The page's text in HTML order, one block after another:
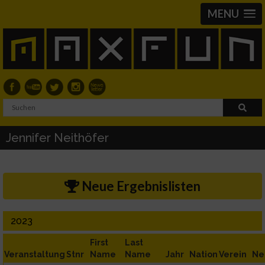
MENU
Jennifer Neithöfer
Neue Ergebnislisten
2023
Veranstaltung Stnr
First
Name
Last
Name
Jahr NationVerein